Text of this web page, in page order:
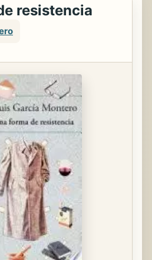
resistencia